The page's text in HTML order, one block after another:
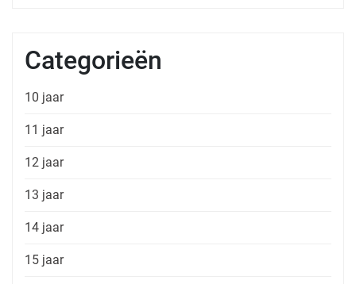
Categorieën
10 jaar
11 jaar
12 jaar
13 jaar
14 jaar
15 jaar